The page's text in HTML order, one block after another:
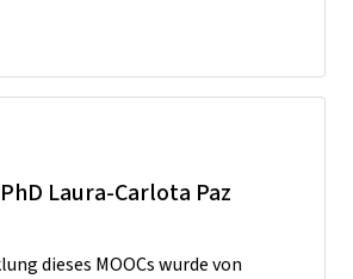
PhD Laura-Carlota Paz
dieses MOOCs wurde von